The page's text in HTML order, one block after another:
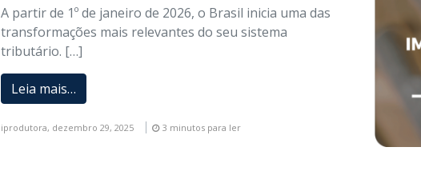
A partir de 1º de janeiro de 2026, o Brasil inicia uma das
transformações mais relevantes do seu sistema
tributário. […]
Leia mais…
iprodutora, dezembro 29, 2025 3 minutos para ler